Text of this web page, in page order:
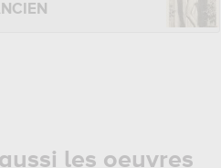
les oeuvres